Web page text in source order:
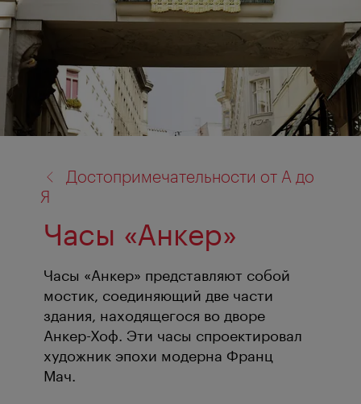
Достопримечательности от А до
Я
Часы «Анкер»
Часы «Анкер» представляют собой
мостик, соединяющий две части
здания, находящегося во дворе
Анкер-Хоф. Эти часы спроектировал
художник эпохи модерна Франц
Мач.